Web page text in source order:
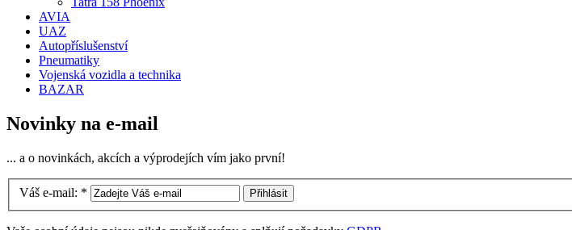
AVIA
UAZ
Autopříslušenství
Pneumatiky
Vojenská vozidla a technika
BAZAR
Novinky na e-mail
... a o novinkách, akcích a výprodejích vím jako první!
Váš e-mail: *